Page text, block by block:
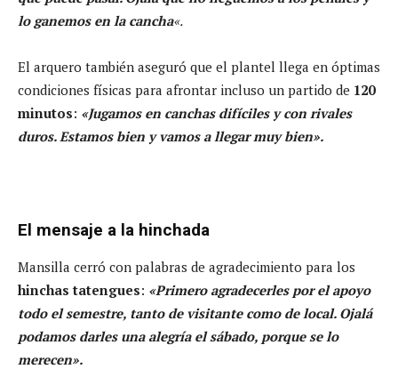
lo ganemos en la cancha«.
El arquero también aseguró que el plantel llega en óptimas
condiciones físicas para afrontar incluso un partido de 120
minutos: «Jugamos en canchas difíciles y con rivales
duros. Estamos bien y vamos a llegar muy bien».
El mensaje a la hinchada
Mansilla cerró con palabras de agradecimiento para los
hinchas tatengues: «Primero agradecerles por el apoyo
todo el semestre, tanto de visitante como de local. Ojalá
podamos darles una alegría el sábado, porque se lo
merecen».